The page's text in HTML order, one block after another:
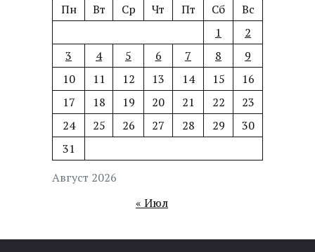
Август 2026
Пн Вт Ср Чт Пт Сб
Вс
1
2
3
4 5 6 7 8
9
10
11 12 13 14 15
16
17
18 19 20 21 22
23
24
25 26 27 28 29
30
31
« Июл